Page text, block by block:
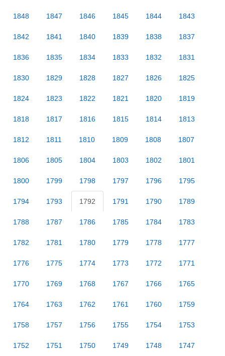
1848 1847 1846 1845 1844 1843
1842 1841 1840 1839 1838 1837
1836 1835 1834 1833 1832 1831
1830 1829 1828 1827 1826 1825
1824 1823 1822 1821 1820 1819
1818 1817 1816 1815 1814 1813
1812 1811 1810 1809 1808 1807
1806 1805 1804 1803 1802 1801
1800 1799 1798 1797 1796 1795
1794 1793 1792 1791 1790 1789
1788 1787 1786 1785 1784 1783
1782 1781 1780 1779 1778 1777
1776 1775 1774 1773 1772 1771
1770 1769 1768 1767 1766 1765
1764 1763 1762 1761 1760 1759
1758 1757 1756 1755 1754 1753
1752 1751 1750 1749 1748 1747